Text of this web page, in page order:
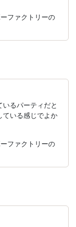
ファクトリーの
るパーティだと
ている感じでよか
ファクトリーの